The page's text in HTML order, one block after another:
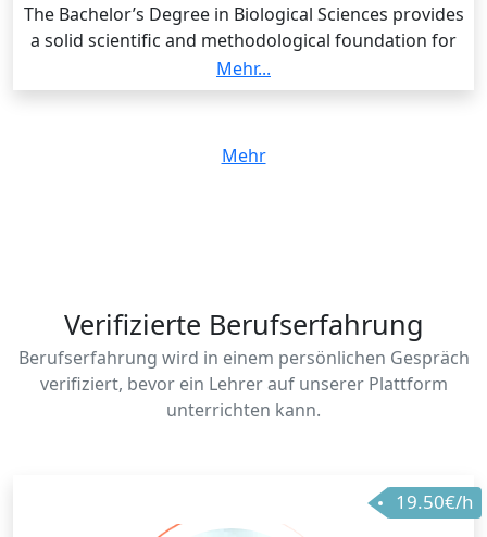
The Bachelor’s Degree in Biological Sciences provides
a solid scientific and methodological foundation for
understanding living systems at molecular,
organismal, and ecological levels. Graduates are
processes, and apply scientific reasoning across
diverse fields such as genetics, ecology, physiology,
Mehr...
Mehr
Verifizierte Berufserfahrung
Berufserfahrung wird in einem persönlichen Gespräch
verifiziert, bevor ein Lehrer auf unserer Plattform
unterrichten kann.
19.50€/h